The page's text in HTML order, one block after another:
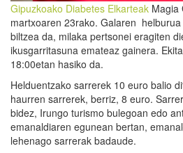
Gipuzkoako Diabetes Elkarteak Magia
martxoaren 23rako. Galaren
biltzea da, milaka pertsonei eragiten
ikusgarritasuna emateaz gainera.
18:00etan hasiko da.
Helduentzako sarrerek 10 euro balio
haurren sarrerek, berriz, 8 euro.
bidez, Irungo turismo bulegoan edo
emanaldiaren egunean bertan,
lehenago sarrerak badaude.